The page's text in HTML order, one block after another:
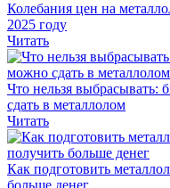
Колебания цен на
2025 году
Читать
Что нельзя
сдать в металлолом
Читать
Как подготовить